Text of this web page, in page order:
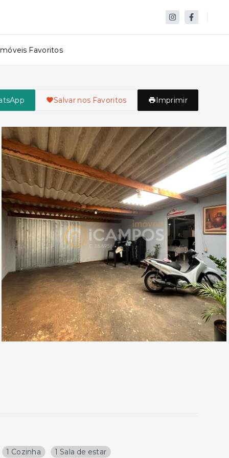
Favoritos
Salvar nos Favoritos Imprimir
1 Cozinha 1 Sala de estar